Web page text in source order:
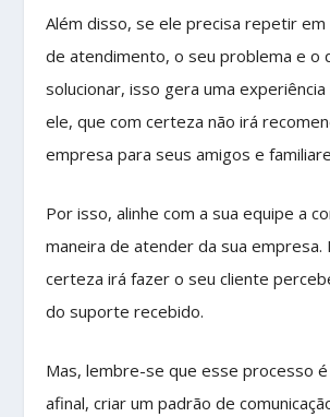
Além disso, se ele precisa repetir em
de atendimento, o seu problema e o
solucionar, isso gera uma
ele, que com certeza não irá
empresa para seus amigos e
Por isso, alinhe com a sua equipe a
maneira de atender da sua empresa.
certeza irá fazer o seu cliente
do suporte recebido.
Mas, lembre-se que esse processo
afinal, criar um padrão de